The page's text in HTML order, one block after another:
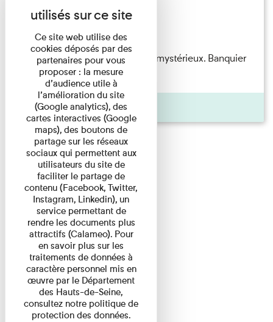
Exposition permanente
Du 15/08/2026 au 15/08/2026
Albert Kahn est un personnage mystérieux. Banquier
d'origine modeste, il a ...
Agenda
Ce site web utilise des
cookies déposés par des
partenaires pour vous
proposer : la mesure
d’audience utile à
l’amélioration du site
(Google analytics), des
cartes interactives (Google
maps), des boutons de
partage sur les réseaux
sociaux qui permettent aux
utilisateurs du site de
faciliter le partage de
contenu (Facebook, Twitter,
Instagram, Linkedin), un
service permettant de
rendre les documents plus
attractifs (Calameo). Pour
en savoir plus sur les
traitements de données à
caractère personnel mis en
œuvre par le Département
des Hauts-de-Seine,
consultez notre politique de
protection des données.